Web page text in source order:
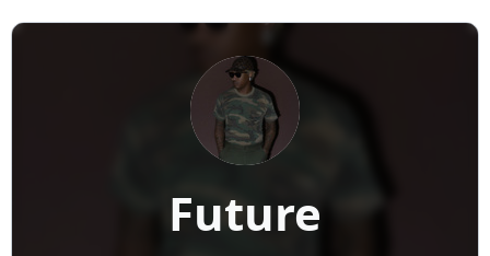
Future